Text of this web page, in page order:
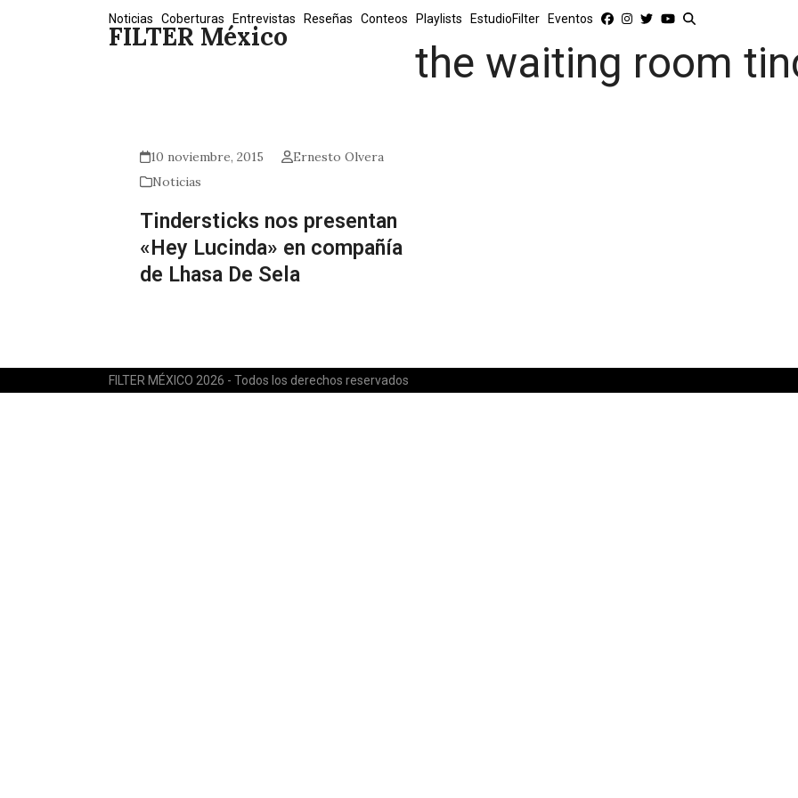
FILTER México
Noticias Coberturas Entrevistas Reseñas Conteos Playlists EstudioFilter Eventos
the waiting room
10 noviembre, 2015
Ernesto Olvera
Noticias
Tindersticks nos presentan
«Hey Lucinda» en compañía
de Lhasa De Sela
FILTER MÉXICO 2026 - Todos los derechos reservados